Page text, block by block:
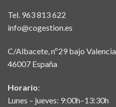
Tel. 963 813 622
info@cogestion.es
C/Albacete, nº29 bajo Valencia
46007 España
Horario:
Lunes – jueves: 9:00h–13:30h